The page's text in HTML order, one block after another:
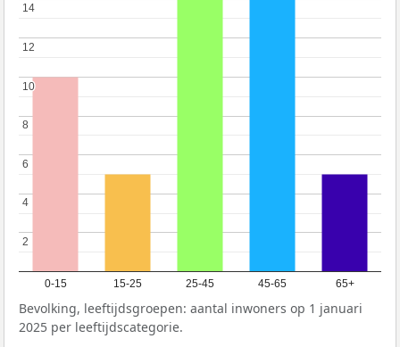
0-15 15-25 25-45 45-65 65+
2
2
4
4
6
6
8
8
10
10
12
12
14
14
Bevolking, leeftijdsgroepen: aantal inwoners op 1 januari
2025 per leeftijdscategorie.